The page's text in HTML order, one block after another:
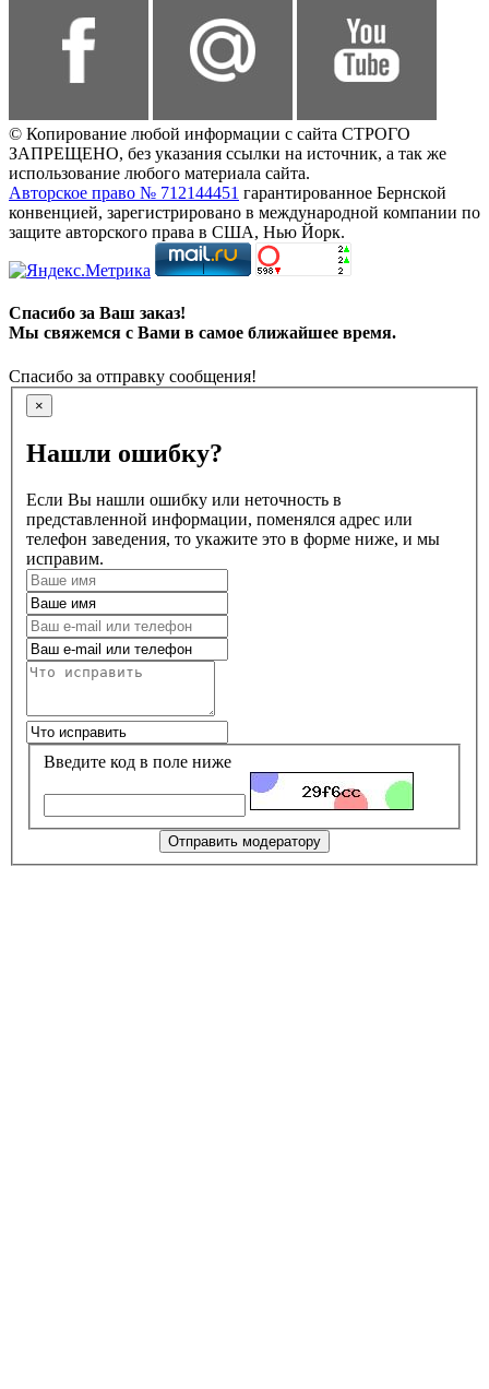
© Копирование любой информации с сайта СТРОГО
ЗАПРЕЩЕНО, без указания ссылки на источник, а так же
использование любого материала сайта.
Авторское право № 712144451 гарантированное Бернской
конвенцией, зарегистрировано в международной компании по
защите авторского права в США, Нью Йорк.
Спасибо за Ваш заказ!
Мы свяжемся с Вами в самое ближайшее время.
Спасибо за отправку сообщения!
×
Нашли ошибку?
Если Вы нашли ошибку или неточность в
представленной информации, поменялся адрес или
телефон заведения, то укажите это в форме ниже, и мы
исправим.
Введите код в поле ниже
Отправить модератору